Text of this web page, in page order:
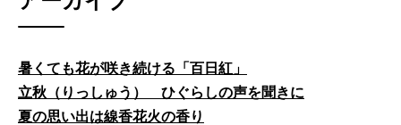
暑くても花が咲き続ける「百日紅」
立秋（りっしゅう） ひぐらしの声を聞きに
夏の思い出は線香花火の香り